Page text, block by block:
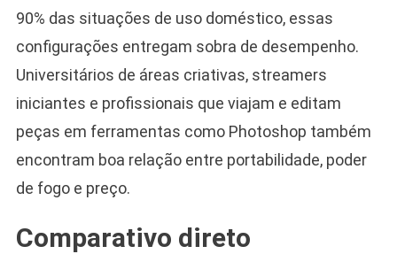
90% das situações de uso doméstico, essas
configurações entregam sobra de desempenho.
Universitários de áreas criativas, streamers
iniciantes e profissionais que viajam e editam
peças em ferramentas como Photoshop também
encontram boa relação entre portabilidade, poder
de fogo e preço.
Comparativo direto